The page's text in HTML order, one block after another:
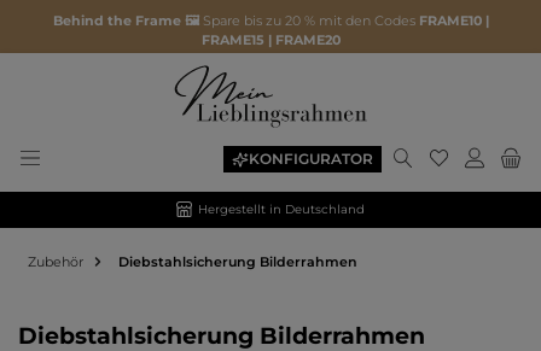
Behind the Frame 🖼️ Spare bis zu 20 % mit den Codes FRAME10 |
FRAME15 | FRAME20
KONFIGURATOR Du hast 0
Hergestellt in Deutschland
Zubehör Diebstahlsicherung Bilderrahmen
Diebstahlsicherung Bilderrahmen